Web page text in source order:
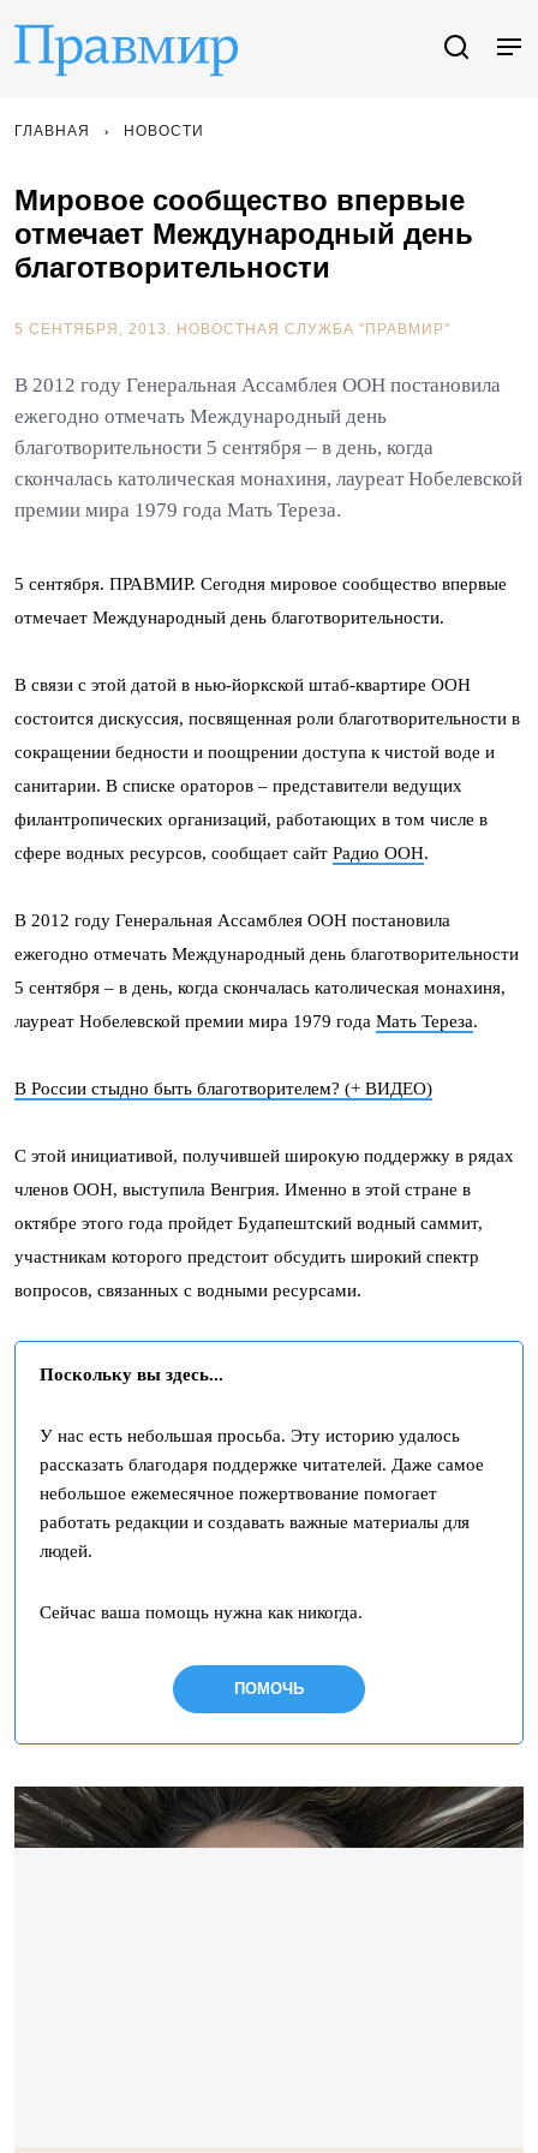
ГЛАВНАЯ НОВОСТИ
Мировое сообщество впервые
отмечает Международный день
благотворительности
5 СЕНТЯБРЯ, 2013. НОВОСТНАЯ СЛУЖБА "ПРАВМИР"
В 2012 году Генеральная Ассамблея ООН постановила
ежегодно отмечать Международный день
благотворительности 5 сентября – в день, когда
скончалась католическая монахиня, лауреат Нобелевской
премии мира 1979 года Мать Тереза.
5 сентября. ПРАВМИР. Сегодня мировое сообщество впервые
отмечает Международный день благотворительности.
В связи с этой датой в нью-йоркской штаб-квартире ООН
состоится дискуссия, посвященная роли благотворительности в
сокращении бедности и поощрении доступа к чистой воде и
санитарии. В списке ораторов – представители ведущих
филантропических организаций, работающих в том числе в
сфере водных ресурсов, сообщает сайт Радио ООН.
В 2012 году Генеральная Ассамблея ООН постановила
ежегодно отмечать Международный день благотворительности
5 сентября – в день, когда скончалась католическая монахиня,
лауреат Нобелевской премии мира 1979 года Мать Тереза.
В России стыдно быть благотворителем? (+ ВИДЕО)
С этой инициативой, получившей широкую поддержку в рядах
членов ООН, выступила Венгрия. Именно в этой стране в
октябре этого года пройдет Будапештский водный саммит,
участникам которого предстоит обсудить широкий спектр
вопросов, связанных с водными ресурсами.
Поскольку вы здесь...
У нас есть небольшая просьба. Эту историю удалось
рассказать благодаря поддержке читателей. Даже самое
небольшое ежемесячное пожертвование помогает
работать редакции и создавать важные материалы для
людей.
Сейчас ваша помощь нужна как никогда.
ПОМОЧЬ